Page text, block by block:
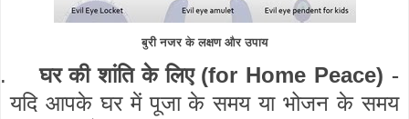
बुरी नजर के लक्षण और उपाय
घर की शांति के लिए (for Home Peace)-
यदि आपके घर में पूजा के समय या भोजन के समय